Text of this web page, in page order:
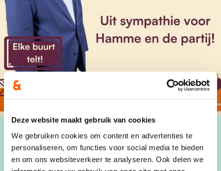
Deze website maakt gebruik van cookies
We gebruiken cookies om content en advertenties te
personaliseren, om functies voor social media te bieden
en om ons websiteverkeer te analyseren. Ook delen we